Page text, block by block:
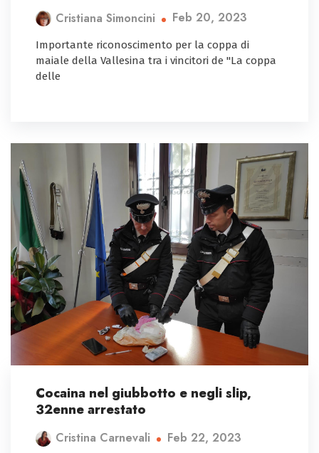
Cristiana Simoncini Feb 20, 2023
Importante riconoscimento per la coppa di
maiale della Vallesina tra i vincitori de "La coppa
delle
Cocaina nel giubbotto e negli slip,
32enne arrestato
Cristina Carnevali Feb 22, 2023